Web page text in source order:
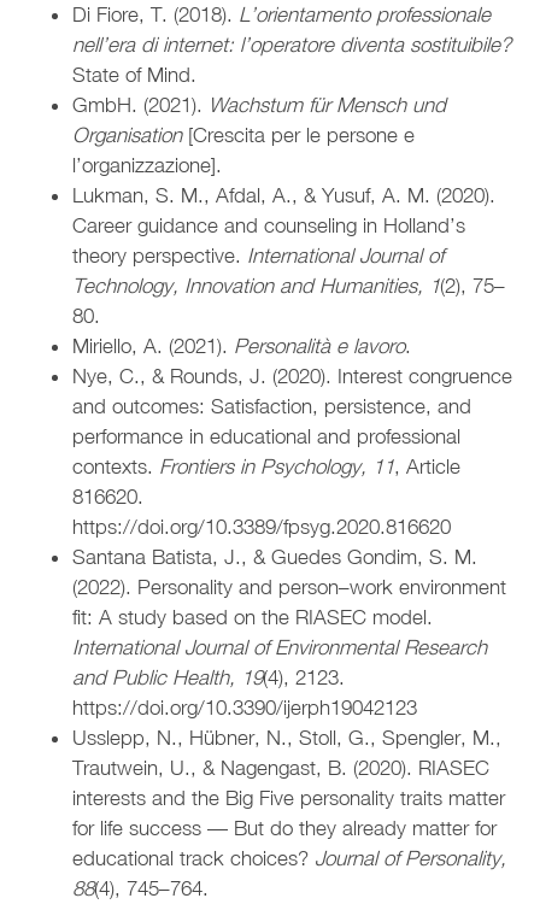
Di Fiore, T. (2018). L’orientamento professionale
nell’era di internet: l’operatore diventa sostituibile?
State of Mind.
GmbH. (2021). Wachstum für Mensch und
Organisation[Crescita per le persone e
l’organizzazione].
Lukman, S. M., Afdal, A., & Yusuf, A. M. (2020).
Career guidance and counseling in Holland’s
theory perspective. International Journal of
Technology, Innovation and Humanities, 1(2), 75–
80.
Miriello, A. (2021). Personalità e lavoro.
Nye, C., & Rounds, J. (2020). Interest congruence
and outcomes: Satisfaction, persistence, and
performance in educational and professional
contexts. Frontiers in Psychology, 11, Article
816620.
https://doi.org/10.3389/fpsyg.2020.816620
Santana Batista, J., & Guedes Gondim, S. M.
(2022). Personality and person–work environment
fit: A study based on the RIASEC model.
International Journal of Environmental Research
and Public Health, 19(4), 2123.
https://doi.org/10.3390/ijerph19042123
Usslepp, N., Hübner, N., Stoll, G., Spengler, M.,
Trautwein, U., & Nagengast, B. (2020). RIASEC
interests and the Big Five personality traits matter
for life success — But do they already matter for
educational track choices? Journal of Personality,
88(4), 745–764.